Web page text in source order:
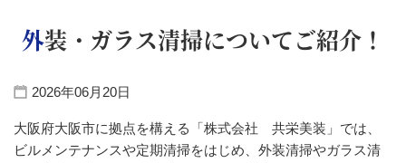
外装・ガラス清掃についてご紹介！
2026年06月20日
大阪府大阪市に拠点を構える「株式会社 共栄美装」では、
ビルメンテナンスや定期清掃をはじめ、外装清掃やガラス清